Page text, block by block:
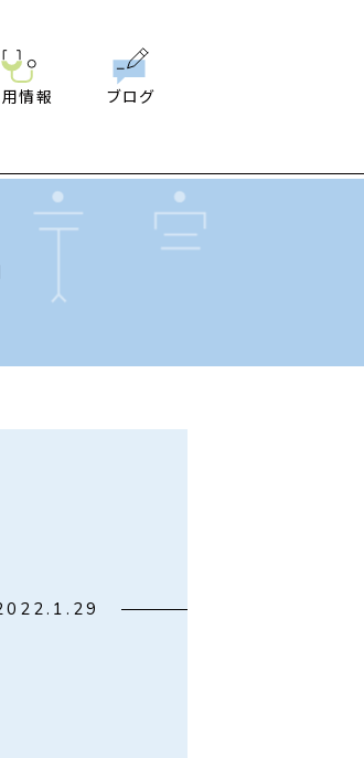
情報 ブログ